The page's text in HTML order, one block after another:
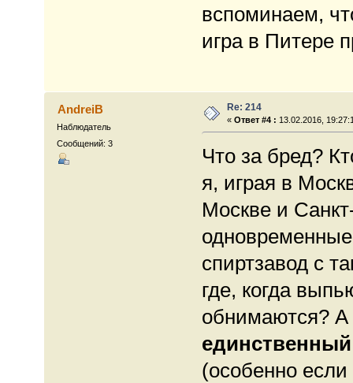
вспоминаем,
игра в Питере
AndreiB
Наблюдатель
Сообщений: 3
Re: 214
«Ответ #4 : 13.02.2016,
Что за бред?
я, играя в
Москве и
спиртзавод с
где, когда
обнимаются? А
единственный
(особенно